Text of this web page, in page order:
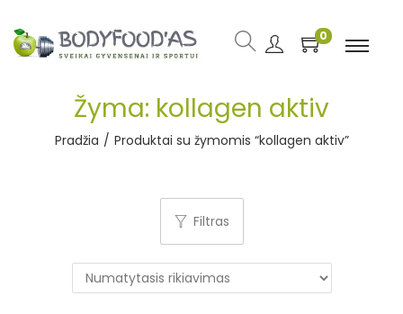
0
Žyma: kollagen aktiv
Pradžia / Produktai su žymomis “kollagen aktiv”
Filtras